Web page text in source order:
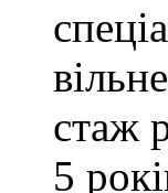
стаж
5